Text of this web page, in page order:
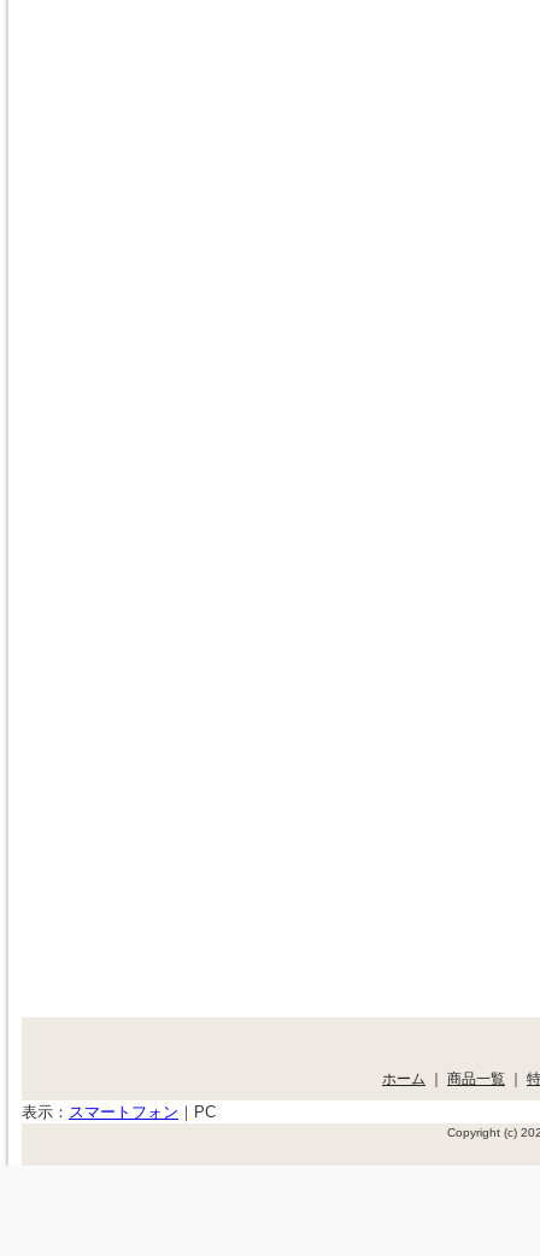
ホーム ｜ 商品一覧 ｜
表示： スマートフォン ｜ PC
Copyright (c)